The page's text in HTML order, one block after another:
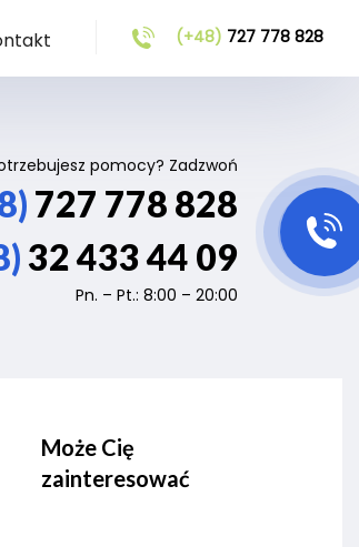
(+48) 727 778 828
pomocy? Zadzwoń
727 778 828
32 433 44 09
Pn. – Pt.: 8:00 – 20:00
Może Cię
zainteresować